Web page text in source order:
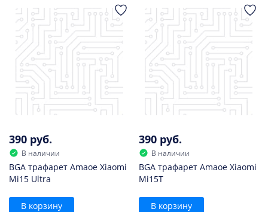
390 руб.
В наличии
BGA трафарет Amaoe Xiaomi
Mi15 Ultra
В корзину
390 руб.
В наличии
BGA трафарет Amaoe Xiaomi
Mi15T
В корзину